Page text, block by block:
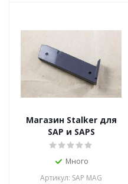
Магазин Stalker для
SAP и SAPS
Много
Артикул: SAP MAG